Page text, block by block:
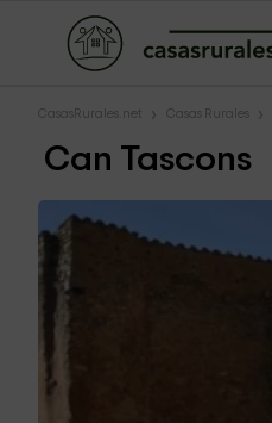
CasasRurales.net Casas Rurales
Can Tascons